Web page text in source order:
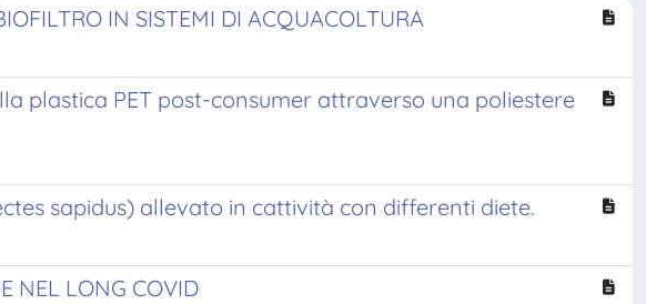
IN SISTEMI DI ACQUACOLTURA
plastica PET post-consumer attraverso una poliestere
sapidus) allevato in cattività con differenti diete.
NEL LONG COVID